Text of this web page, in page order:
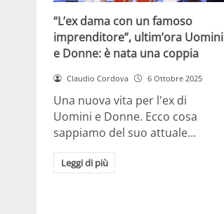
“L’ex dama con un famoso
imprenditore”, ultim’ora Uomini
e Donne: è nata una coppia
Claudio Cordova 6 Ottobre 2025
Una nuova vita per l'ex di
Uomini e Donne. Ecco cosa
sappiamo del suo attuale…
Leggi di più